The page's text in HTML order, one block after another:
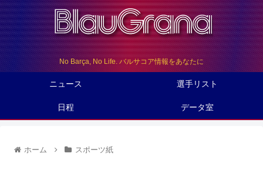
No Barça, No Life. バルサコア情報をあなたに
ニュース 選手リスト
日程 データ室
ホーム スポーツ紙